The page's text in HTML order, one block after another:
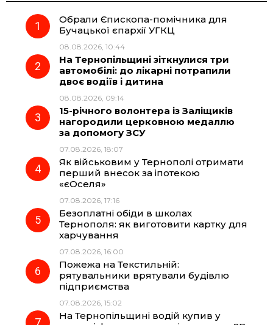
e
o
o
e
g
r
a
t
p
Обрали Єпископа-помічника для
Бучацької єпархії УГКЦ
08.08.2026, 10:44
На Тернопільщині зіткнулися три
автомобілі: до лікарні потрапили
двоє водіїв і дитина
08.08.2026, 09:14
15-річного волонтера із Заліщиків
нагородили церковною медаллю
за допомогу ЗСУ
07.08.2026, 18:07
Як військовим у Тернополі отримати
перший внесок за іпотекою
«єОселя»
07.08.2026, 17:16
Безоплатні обіди в школах
Тернополя: як виготовити картку для
харчування
07.08.2026, 16:00
Пожежа на Текстильній:
рятувальники врятували будівлю
підприємства
07.08.2026, 15:02
На Тернопільщині водій купив у